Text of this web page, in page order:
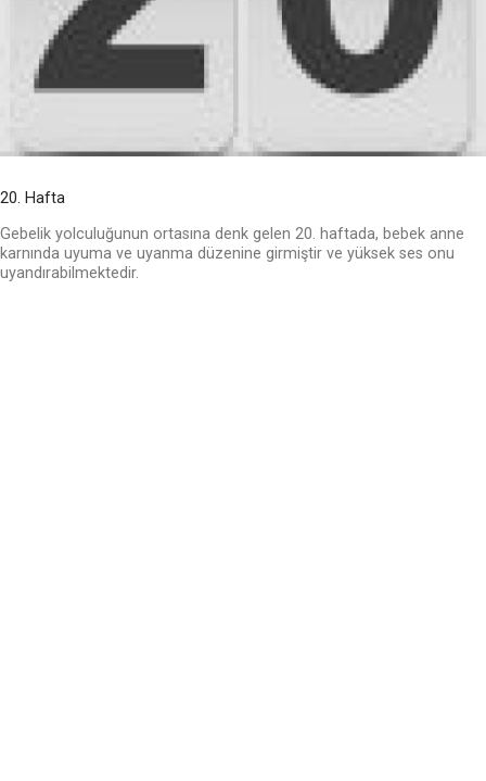
20. Hafta
Gebelik yolculuğunun ortasına denk gelen 20. haftada, bebek anne
karnında uyuma ve uyanma düzenine girmiştir ve yüksek ses onu
uyandırabilmektedir.